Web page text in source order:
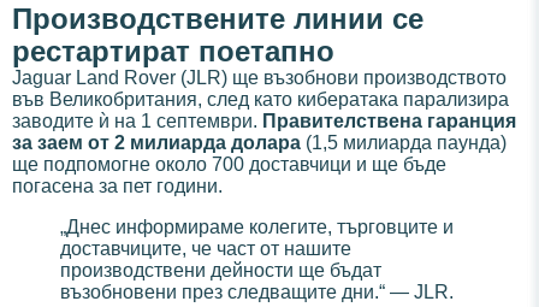
Производствените линии се
рестартират поетапно
Jaguar Land Rover (JLR) ще възобнови производството
във Великобритания, след като кибератака парализира
заводите ѝ на 1 септември. Правителствена гаранция
за заем от 2 милиарда долара (1,5 милиарда паунда)
ще подпомогне около 700 доставчици и ще бъде
погасена за пет години.
„Днес информираме колегите, търговците и
доставчиците, че част от нашите
производствени дейности ще бъдат
възобновени през следващите дни.“ — JLR.